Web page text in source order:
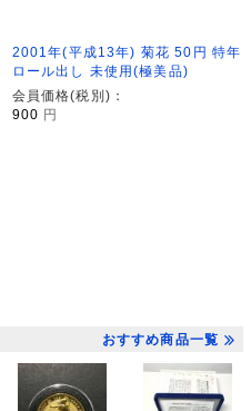
2001年(平成13年) 菊花 50円 特年
ロール出し 未使用(極美品)
会員価格(税別)：
900 円
おすすめ商品一覧